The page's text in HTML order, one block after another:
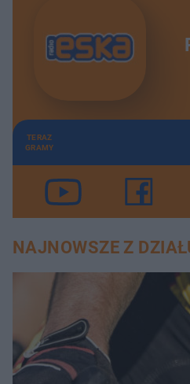
TERAZ
GRAMY
NAJNOWSZE Z